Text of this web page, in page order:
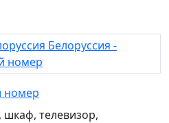
номер
телевизор,